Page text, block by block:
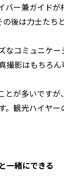
バー兼ガイド
後は力士たち
コミュニケ
撮影はもちろ
とが多いです
。観光ハイヤ
一緒にできる